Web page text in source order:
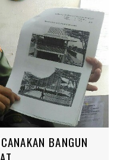
BANGUN